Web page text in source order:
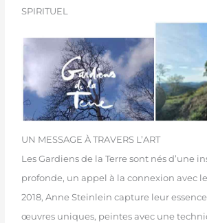
SPIRITUEL
UN MESSAGE À TRAVERS L’ART
Les Gardiens de la Terre sont nés d’une
profonde, un appel à la connexion avec
2018, Anne Steinlein capture leur
œuvres uniques, peintes avec une